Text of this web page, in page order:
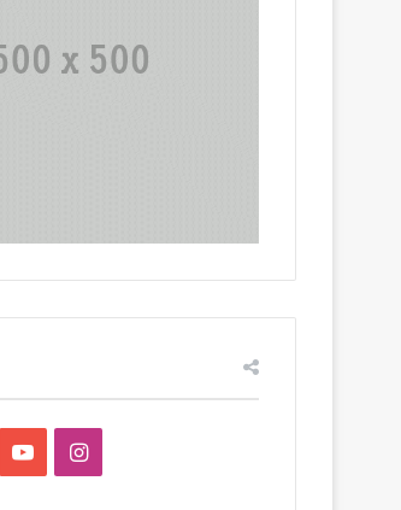
YouTubeInstagram